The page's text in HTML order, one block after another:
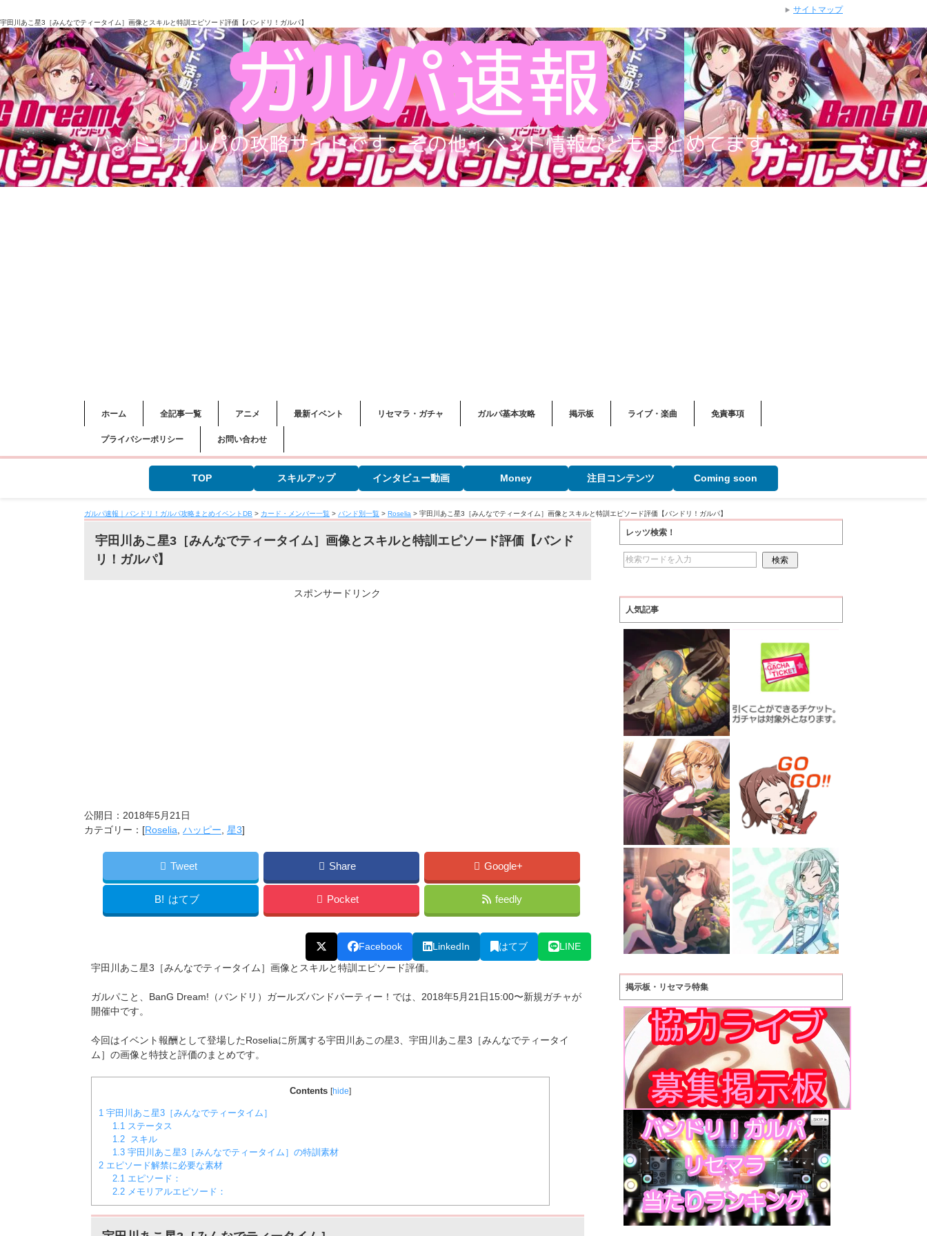
宇田川あこ星3［みんなでティータイム］画像とスキルと特訓エピソード評価【バンドリ！ガルパ】
ホーム 全記事一覧 アニメ 最新イベント リセマラ・ガチャ ガルパ基本攻略 掲示板 ライブ・楽曲 免責事項
プライバシーポリシー お問い合わせ
TOP スキルアップ インタビュー動画 Money 注目コンテンツ Coming soon
ガルパ速報｜バンドリ！ガルパ攻略まとめイベントDB > カード・メンバー一覧 > バンド別一覧 > Roselia > 宇田川あこ星3［みんなでティータイム］画像とスキルと特訓エピソード評価【バンドリ！ガルパ】
宇田川あこ星3［みんなでティータイム］画像とスキルと特訓エピソード評価【バンド
リ！ガルパ】
スポンサードリンク
公開日： 2018年5月21日
カテゴリー：[Roselia ハッピー 星3]
Tweet Share Google+
B! はてブ Pocket feedly
Facebook LinkedIn はてブ
LINE
宇田川あこ星3［みんなでティータイム］画像とスキルと特訓エピソード評価。
ガルパこと、BanG Dream!（バンドリ）ガールズバンドパーティー！では、2018年5月21日15:00〜新規ガチャが
開催中です。
今回はイベント報酬として登場したRoseliaに所属する宇田川あこ の星3、宇田川あこ星3［みんなでティータイ
ム］ の画像と特技と評価のまとめです。
Contents [hide]
1 宇田川あこ星3［みんなでティータイム］
1.1ステータス
1.2スキル
1.3宇田川あこ星3［みんなでティータイム］の特訓素材
2 エピソード解禁に必要な素材
2.1エピソード：
2.2メモリアルエピソード：
レッツ検索！
人気記事
掲示板・リセマラ特集
サイトマップ